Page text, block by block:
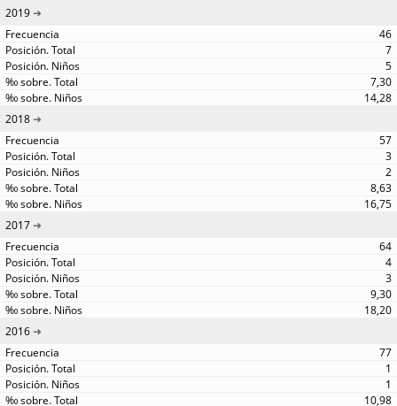
2019
46
7
5
7,30
14,28
2018
57
3
2
8,63
16,75
2017
64
4
3
9,30
18,20
2016
77
1
1
10,98